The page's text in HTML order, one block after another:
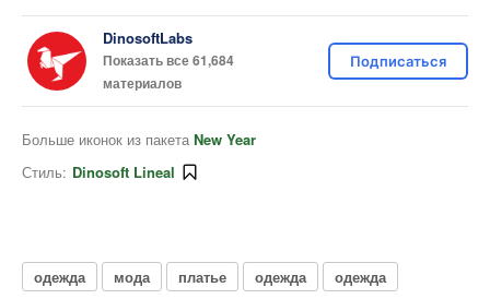
DinosoftLabs
Показать все 61,684
материалов
Подписаться
Больше иконок из пакета New Year
Стиль: Dinosoft Lineal
одежда мода платье одежда одежда